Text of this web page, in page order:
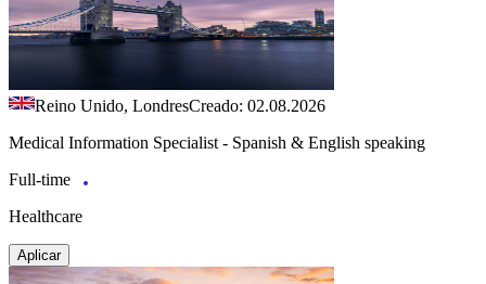
Reino Unido, LondresCreado: 02.08.2026
Medical Information Specialist - Spanish & English speaking
Full-time
Healthcare
Aplicar